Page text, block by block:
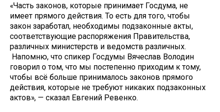
«Часть законов, которые принимает Госдума, не
имеет прямого действия. То есть для того, чтобы
закон заработал, необходимы подзаконные акты,
соответствующие распоряжения Правительства,
различных министерств и ведомств различных.
Напомню, что спикер Госдумы Вячеслав Володин
говорил о том, что мы постепенно приходим к тому,
чтобы всё больше принималось законов прямого
действия, которые не требуют никаких подзаконных
актов», — сказал Евгений Ревенко.